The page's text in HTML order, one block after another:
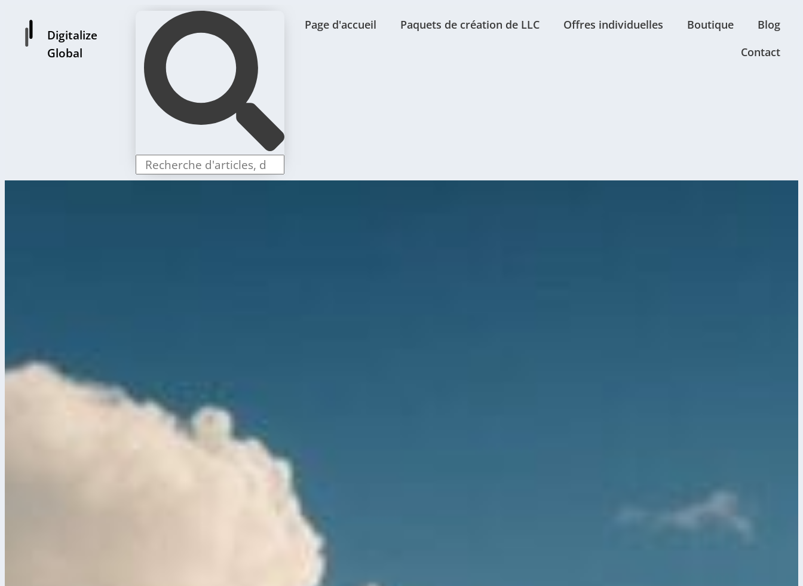
Digitalize
Global
Page d'accueil Paquets de création de LLC Offres individuelles Boutique
Blog
Contact